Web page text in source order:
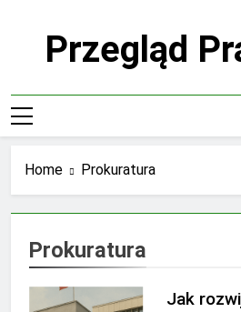
Przegląd
Home Prokuratura
Prokuratura
Jak